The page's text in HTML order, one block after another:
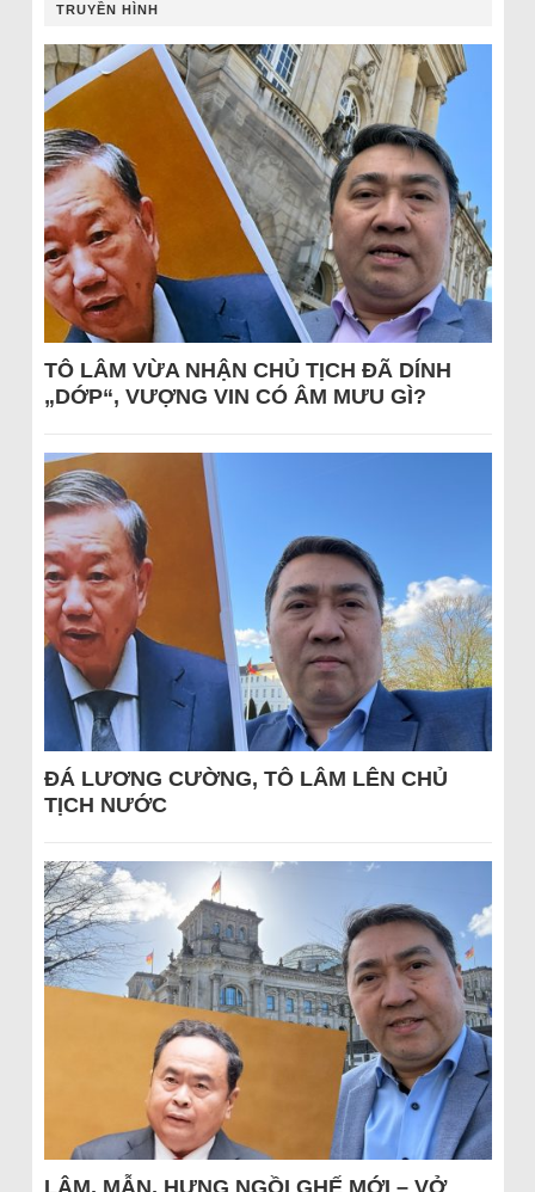
TRUYỀN HÌNH
TÔ LÂM VỪA NHẬN CHỦ TỊCH ĐÃ DÍNH
„DỚP“, VƯỢNG VIN CÓ ÂM MƯU GÌ?
ĐÁ LƯƠNG CƯỜNG, TÔ LÂM LÊN CHỦ
TỊCH NƯỚC
LÂM, MẪN, HƯNG NGỒI GHẾ MỚI – VỞ